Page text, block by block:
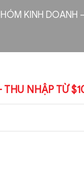
KINH DOANH
NHẬP TỪ